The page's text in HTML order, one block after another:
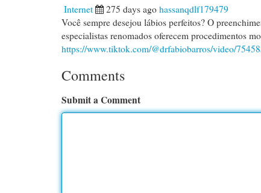
Internet 275 days ago hassanqdlf179479
Você sempre desejou lábios perfeitos? O
especialistas renomados oferecem procedimentos
https://www.tiktok.com/@drfabiobarros/video/
Comments
Submit a Comment